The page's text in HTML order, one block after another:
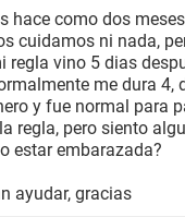
hace como dos
cuidamos ni nada,
regla vino 5 dias
me dura 4,
y fue normal para
regla, pero siento
estar embarazada?
ayudar, gracias